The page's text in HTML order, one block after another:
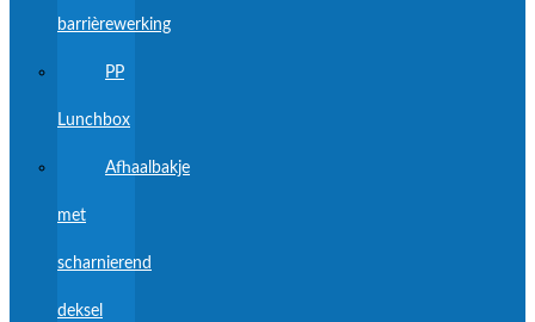
barrièrewerking
PP
Lunchbox
Afhaalbakje
met
scharnierend
deksel